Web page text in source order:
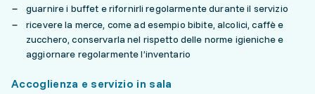
guarnire i buffet e rifornirli regolarmente durante il servizio
ricevere la merce, come ad esempio bibite, alcolici, caffè e
zucchero, conservarla nel rispetto delle norme igieniche e
aggiornare regolarmente l’inventario
Accoglienza e servizio in sala